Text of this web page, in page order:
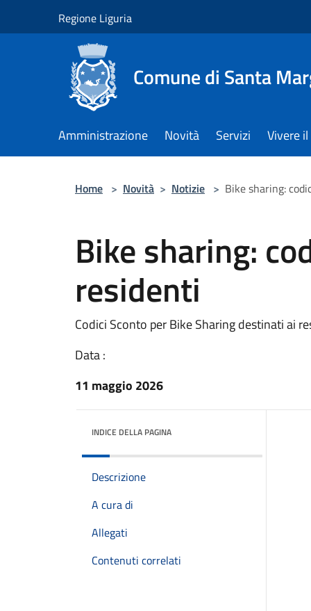
Regione Liguria
Comune di Santa
Amministrazione Novità Servizi Vivere
Home > Novità > Notizie > Bike sharing:
Bike sharing:
residenti
Codici Sconto per Bike Sharing destinati ai
Data :
11 maggio 2026
INDICE DELLA PAGINA
Descrizione
A cura di
Allegati
Contenuti correlati